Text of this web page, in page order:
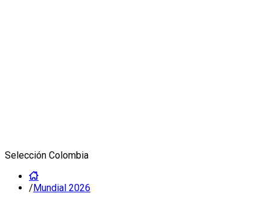
Selección Colombia
/Mundial 2026